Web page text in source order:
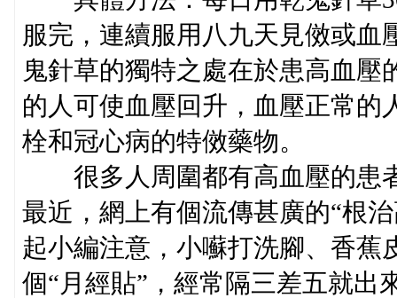
服完，連續服用八九天見傚或血
鬼針草的獨特之處在於患高血
的人可使血壓回升，血壓正常的
栓和冠心病的特傚藥物。
很多人周圍都有高血壓的患
最近，網上有個流傳甚廣的“根
起小編注意，小囌打洗腳、香蕉
個“月經貼”，經常隔三差五就出